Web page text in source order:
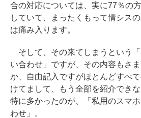
合の対応については、実に77％の
していて、まったくもって情シス
は痛み入ります。
そして、その来てしまうという
い合わせ」ですが、その内容もさ
か、自由記入ですがほとんどすべ
けてまして、もう全部を紹介できな
特に多かったのが、「私用のスマ
わせ」。